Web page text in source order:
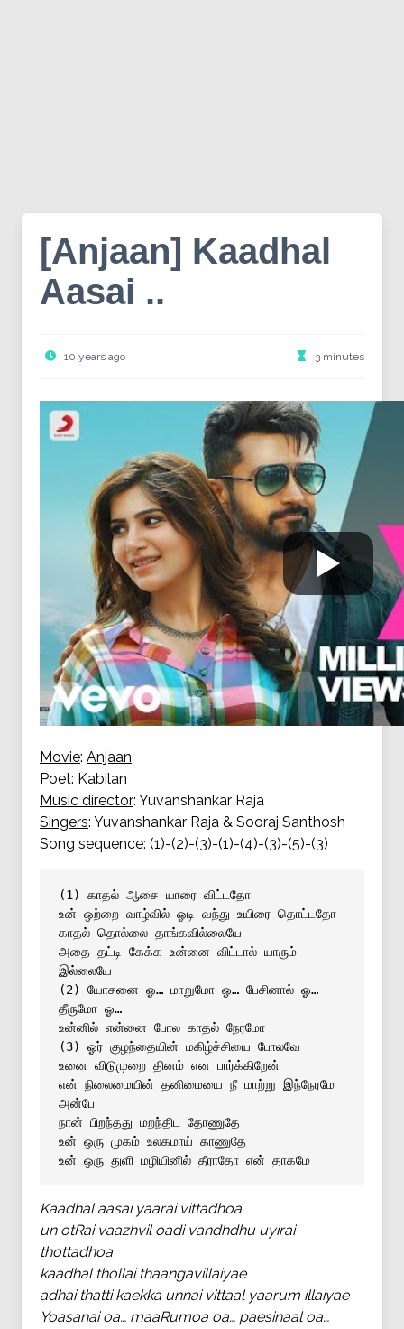
[Anjaan] Kaadhal
Aasai ..
10 years ago 3 minutes
Movie: Anjaan
Poet: Kabilan
Music director: Yuvanshankar Raja
Singers: Yuvanshankar Raja & Sooraj Santhosh
Song sequence: (1)-(2)-(3)-(1)-(4)-(3)-(5)-(3)
(1) காதல் ஆசை யாரை விட்டதோ
உன் ஒற்றை வாழ்வில் ஓடி வந்து உயிரை தொட்டதோ
காதல் தொல்லை தாங்கவில்லையே
அதை தட்டி கேக்க உன்னை விட்டால் யாரும்
இல்லையே
(2) யோசனை ஓ… மாறுமோ ஓ… பேசினால் ஓ…
தீருமோ ஓ…
உன்னில் என்னை போல காதல் நேரமோ
(3) ஓர் குழந்தையின் மகிழ்ச்சியை போலவே
உனை விடுமுறை தினம் என பார்க்கிறேன்
என் நிலைமையின் தனிமையை நீ மாற்று இந்நேரமே
அன்பே
நான் பிறந்தது மறந்திட தோணுதே
உன் ஒரு முகம் உலகமாய் காணுதே
உன் ஒரு துளி மழியினில் தீராதோ என் தாகமே
Kaadhal aasai yaarai vittadhoa
un otRai vaazhvil oadi vandhdhu uyirai
thottadhoa
kaadhal thollai thaangavillaiyae
adhai thatti kaekka unnai vittaal yaarum illaiyae
Yoasanai oa… maaRumoa oa… paesinaal oa…